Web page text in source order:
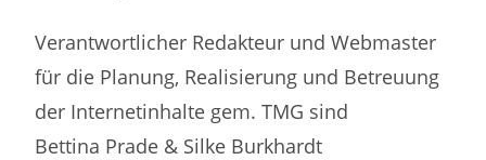
Verantwortlicher Redakteur und Webmaster
für die Planung, Realisierung und Betreuung
der Internetinhalte gem. TMG sind
Bettina Prade & Silke Burkhardt